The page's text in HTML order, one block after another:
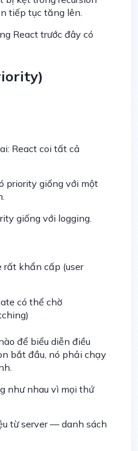
tiếp tục tăng lên.
React trước đây có
React coi tất cả
priority giống với một
giống với logging.
rất khẩn cấp (user
có thể chờ
để biểu diễn điều
bắt đầu, nó phải chạy
như nhau vì mọi thứ
từ server — danh sách